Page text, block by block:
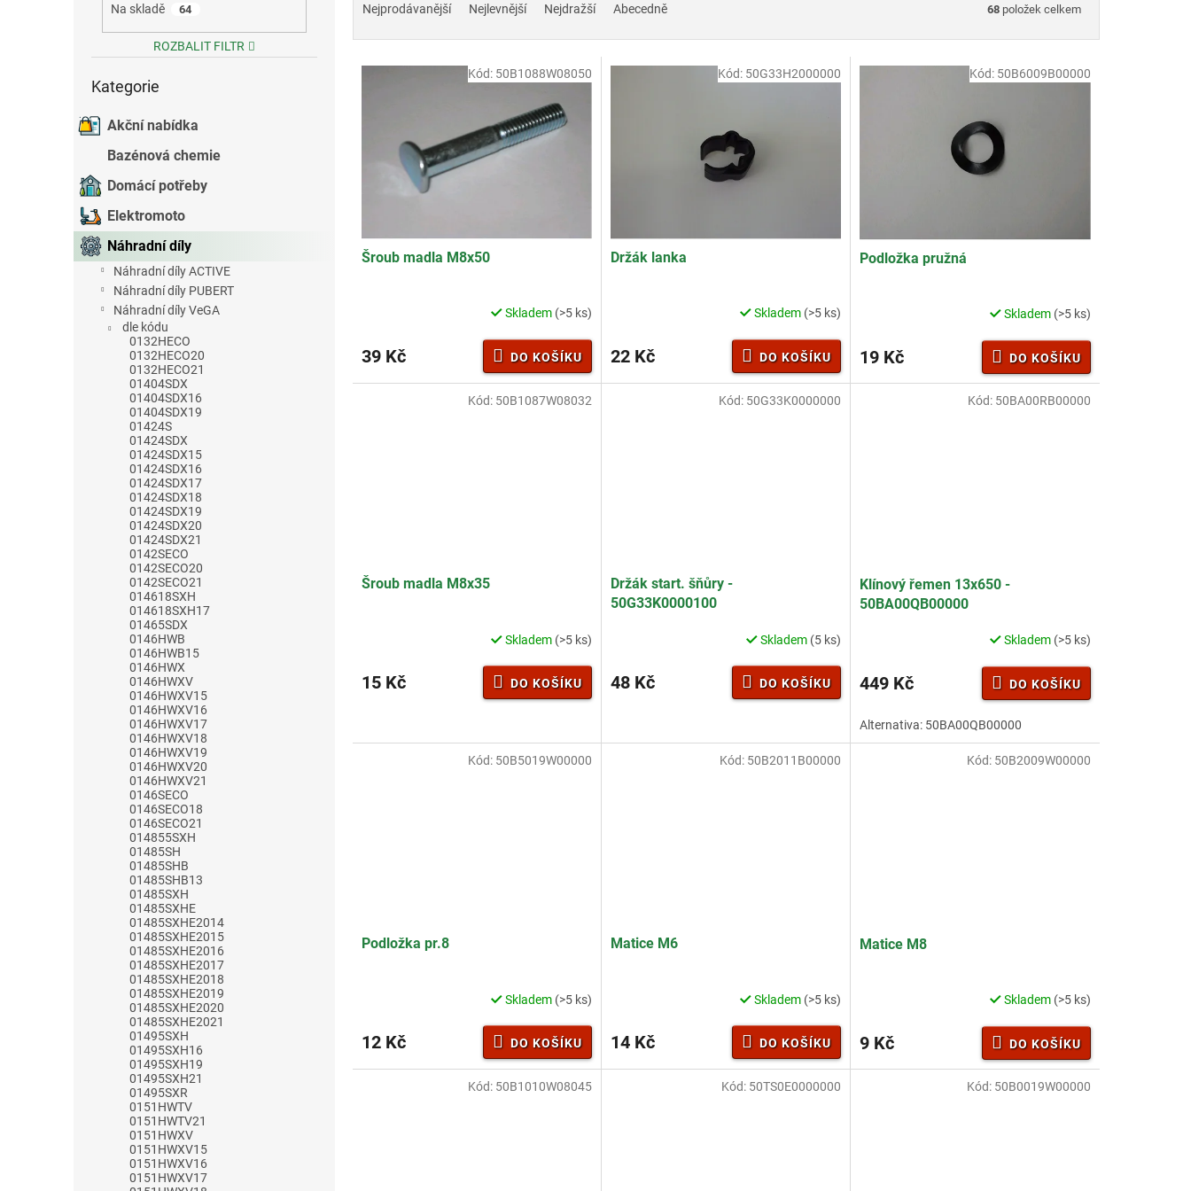
Na skladě 64
ROZBALIT FILTR
kategorie
Kategorie
Akční nabídka
Bazénová chemie
Domácí potřeby
Elektromoto
Náhradní díly
Náhradní díly ACTIVE
Náhradní díly PUBERT
Náhradní díly VeGA
dle kódu
0132HECO
0132HECO20
0132HECO21
01404SDX
01404SDX16
01404SDX19
01424S
01424SDX
01424SDX15
01424SDX16
01424SDX17
01424SDX18
01424SDX19
01424SDX20
01424SDX21
0142SECO
0142SECO20
0142SECO21
014618SXH
014618SXH17
01465SDX
0146HWB
0146HWB15
0146HWX
0146HWXV
0146HWXV15
0146HWXV16
0146HWXV17
0146HWXV18
0146HWXV19
0146HWXV20
0146HWXV21
0146SECO
0146SECO18
0146SECO21
014855SXH
01485SH
01485SHB
01485SHB13
01485SXH
01485SXHE
01485SXHE2014
01485SXHE2015
01485SXHE2016
01485SXHE2017
01485SXHE2018
01485SXHE2019
01485SXHE2020
01485SXHE2021
01495SXH
01495SXH16
01495SXH19
01495SXH21
01495SXR
0151HWTV
0151HWTV21
0151HWXV
0151HWXV15
0151HWXV16
0151HWXV17
e
n
ů
Nejprodávanější Nejlevnější Nejdražší Abecedně 68 položek celkem
V
Šroub madla M8x50
Skladem (>5 ks)
39 Kč DO KOŠÍKU
Kód: 50B1088W08050
Držák lanka
Skladem (>5 ks)
22 Kč DO KOŠÍKU
Kód: 50G33H2000000
Podložka pružná
Skladem (>5 ks)
19 Kč DO KOŠÍKU
Kód: 50B6009B00000
Šroub madla M8x35
Skladem (>5 ks)
15 Kč DO KOŠÍKU
Kód: 50B1087W08032
Držák start. šňůry -
50G33K0000100
Skladem (5 ks)
48 Kč DO KOŠÍKU
Kód: 50G33K0000000
Klínový řemen 13x650 -
50BA00QB00000
Skladem (>5 ks)
449 Kč DO KOŠÍKU
Alternativa: 50BA00QB00000
Kód: 50BA00RB00000
Podložka pr.8
Skladem (>5 ks)
12 Kč DO KOŠÍKU
Kód: 50B5019W00000
Matice M6
Skladem (>5 ks)
14 Kč DO KOŠÍKU
Kód: 50B2011B00000
Matice M8
Skladem (>5 ks)
9 Kč DO KOŠÍKU
Kód: 50B2009W00000
Kód: 50B1010W08045 Kód: 50TS0E0000000 Kód: 50B0019W00000